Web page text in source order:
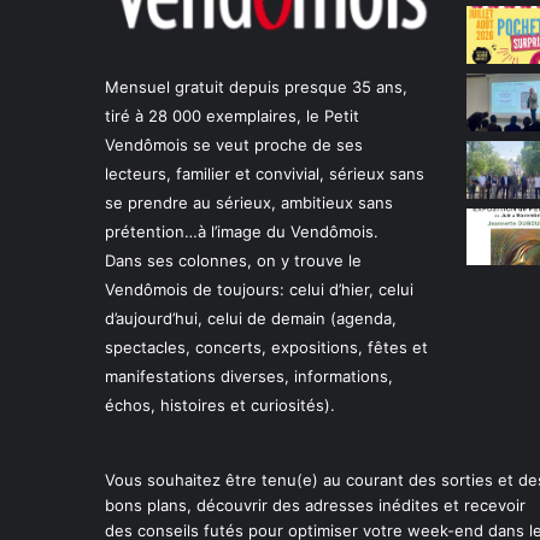
Mensuel gratuit depuis presque 35 ans,
tiré à 28 000 exemplaires, le Petit
Vendômois se veut proche de ses
lecteurs, familier et convivial, sérieux sans
se prendre au sérieux, ambitieux sans
prétention…à l’image du Vendômois.
Dans ses colonnes, on y trouve le
Vendômois de toujours: celui d’hier, celui
d’aujourd’hui, celui de demain (agenda,
spectacles, concerts, expositions, fêtes et
manifestations diverses, informations,
échos, histoires et curiosités).
Vous souhaitez être tenu(e) au courant des sorties et
bons plans, découvrir des adresses inédites et recevoir
des conseils futés pour optimiser votre week-end dans le